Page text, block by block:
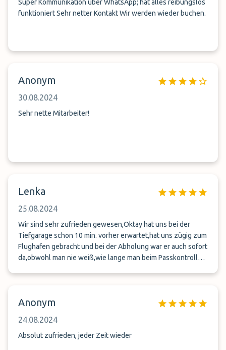
Super Kommunikation über WhatsApp; hat alles reibungslos
funktioniert Sehr netter Kontakt Wir werden wieder buchen.
Anonym
30.08.2024
Sehr nette Mitarbeiter!
Lenka
25.08.2024
Wir sind sehr zufrieden gewesen,Oktay hat uns bei der
Tiefgarage schon 10 min. vorher erwartet,hat uns zügig zum
Flughafen gebracht und bei der Abholung war er auch sofort
da,obwohl man nie weiß,wie lange man beim Passkontrolle
Anonym
24.08.2024
Absolut zufrieden, jeder Zeit wieder